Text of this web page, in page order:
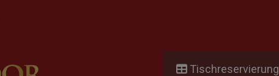
Tischreservierung